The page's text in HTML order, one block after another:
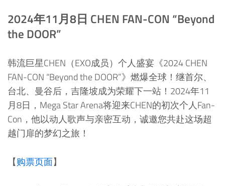
2024年11月8日 CHEN FAN-CON “Beyond
the DOOR”
韩流巨星CHEN（EXO成员）个人盛宴《2024 CHEN
FAN-CON “Beyond the DOOR”》燃爆全球！继首尔、
台北、曼谷后，吉隆坡成为荣耀下一站！2024年11
月8日，Mega Star Arena将迎来CHEN的初次个人Fan-
Con，他以动人歌声与亲密互动，诚邀您共赴这场超
越门扉的梦幻之旅！
【购票页面】